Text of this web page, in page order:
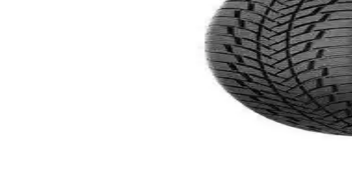
Petlas Snowmaster 2 175/70 R13 Kış Lastiği Güvenli ve Konforlu
Petlas Snowmaster 2 175/70 R13 kış lastiği, üstün yol tutuşu ve dayanıklılığıyla kış
Petlas 215/65 R16 98T Explero A/T PT421 SUV Yaz Lastiği: Yüksek
Petlas Explero A/T PT421, 2023 üretimi, yüksek yol tutuşu ve dayanıklılığıyla SUV
Petlas 225/70 R15C PT935 Hafif Ticari Kış Lastiği Güvenlik ve
Petlas 225/70 R15C PT935 hafif ticari kış lastiği, yüksek yol tutuşu ve dayanıklılığıyla zor